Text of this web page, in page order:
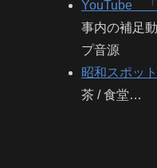
YouTube 「
事内の補足
プ音源
昭和スポッ
茶 / 食堂…